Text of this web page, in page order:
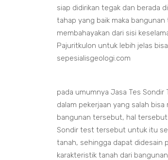
siap didirikan tegak dan berada
tahap yang baik maka
membahayakan dari sisi
Pajuritkulon untuk lebih jelas
sepesialisgeologi.com
pada umumnya Jasa Tes
dalam pekerjaan yang salah
bangunan tersebut, hal
Sondir test tersebut untuk itu
tanah, sehingga dapat didesain
karakteristik tanah dari